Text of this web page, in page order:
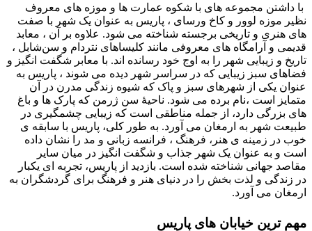
با داشتن مجموعه‌ های با شکوه عمارت ها و موزه‌ های معروف
نظیر موزه لوور و کاخ ورسای ، پاریس به عنوان یک شهر با صفت‌
های هنری و تاریخی برجسته شناخته می‌ شود. علاوه بر آن ، معابد
قدیمی و آرامگاه‌ های معروفی مانند کلیساهای نتردام و سن‌شابل ،
تاریخ و زیبایی شهر را به اوج خود رسانده‌ اند. با معابر شگفت‌ انگیز و
فضاهای سبز زیبایی که در سراسر شهر دیده می‌ شوند ، پاریس به
عنوان یکی از شهرهای سبز و پاک که شیوه زندگی مدرن در آن
متمایز است ،نام برده می شود. ناحیهٔ سن‌ ژرمن که پارک‌ ها و باغ‌
های بزرگی دارد، از جمله مناطقی است که زیبایی چشمگیری در
طبیعت شهر به ارمغان می‌ آورد. به طور کلی، پاریس با سابقه ی
خوب در زمینه ی هنر، فرهنگ ، فرانسه‌ زبانی و مد را نشان داده
است و به عنوان یک شهر جذاب و شگفت‌ انگیز در میان سایر
مقاصد جهانی شناخته شده است. بازدید از پاریس، تجربه‌ ای یکبار
در زندگی و لذت‌ بخش را در دنیای هنر و فرهنگ برای گردشگران به
ارمغان می‌ آورد.
مهم ترین خیابان های پاریس